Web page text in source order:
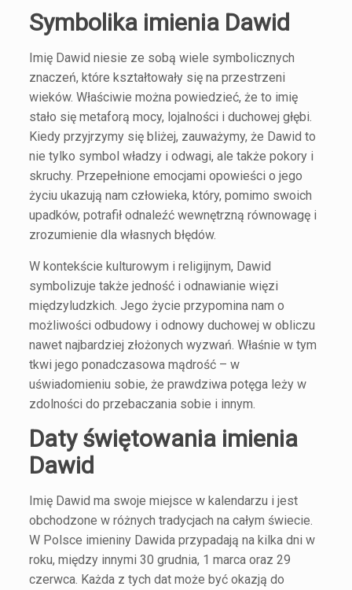
Symbolika imienia Dawid
Imię Dawid niesie ze sobą wiele symbolicznych
znaczeń, które kształtowały się na przestrzeni
wieków. Właściwie można powiedzieć, że to imię
stało się metaforą mocy, lojalności i duchowej głębi.
Kiedy przyjrzymy się bliżej, zauważymy, że Dawid to
nie tylko symbol władzy i odwagi, ale także pokory i
skruchy. Przepełnione emocjami opowieści o jego
życiu ukazują nam człowieka, który, pomimo swoich
upadków, potrafił odnaleźć wewnętrzną równowagę i
zrozumienie dla własnych błędów.
W kontekście kulturowym i religijnym, Dawid
symbolizuje także jedność i odnawianie więzi
międzyludzkich. Jego życie przypomina nam o
możliwości odbudowy i odnowy duchowej w obliczu
nawet najbardziej złożonych wyzwań. Właśnie w tym
tkwi jego ponadczasowa mądrość – w
uświadomieniu sobie, że prawdziwa potęga leży w
zdolności do przebaczania sobie i innym.
Daty świętowania imienia
Dawid
Imię Dawid ma swoje miejsce w kalendarzu i jest
obchodzone w różnych tradycjach na całym świecie.
W Polsce imieniny Dawida przypadają na kilka dni w
roku, między innymi 30 grudnia, 1 marca oraz 29
czerwca. Każda z tych dat może być okazją do